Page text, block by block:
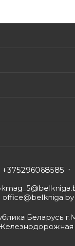
+375296068585
office@belkniga.by
Беларусь